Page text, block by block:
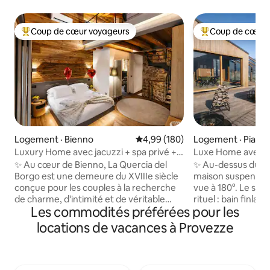
Coup de cœur voyageurs parmi les plus aimés
Coup de cœur voyageurs
Logement · Bienno Note moyenne de 4,99 sur 5,
4,99 (180)
Luxury Home avec jacuzzi + spa privé +
vue sur les Alpes
✨ Au cœur de Bienno, La Quercia del
Borgo est une demeure du XVIIIe siècle
conçue pour les couples à la recherche
de charme, d'intimité et de véritable
bien-être. La pierre ancienne, le bois et
le design accompagnent un spa privé
rien que pour toi avec un jacuzzi, un
Coup de cœur
Coup de cœur
Logement ·
Luxe Home avec
suspendu en
✨ Au-dessus du
maison
vue à 180°. Le
rituel : bain
bois et douche
🛏️ Suite king +
double, 🛋️ Salon
Les commodités préférées pour les
locations de vacances à Provezze